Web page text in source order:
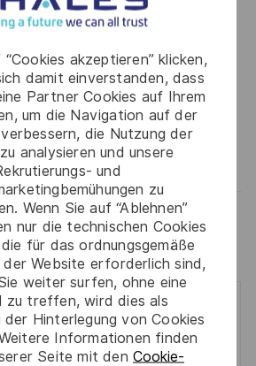
akzeptieren” klicken,
damit einverstanden, dass
Partner Cookies auf Ihrem
um die Navigation auf der
die Nutzung der
analysieren und unsere
und
zu
Wenn Sie auf “Ablehnen”
nur die technischen Cookies
für das ordnungsgemäße
der Website erforderlich sind,
weiter surfen, ohne eine
zu treffen, wird dies als
der Hinterlegung von Cookies
Informationen finden
Seite mit den Cookie-
Handi-Engagée, reconnait
diversité est notre meilleur
rejoignez nous !
Speichern
for similar jobs
once a week